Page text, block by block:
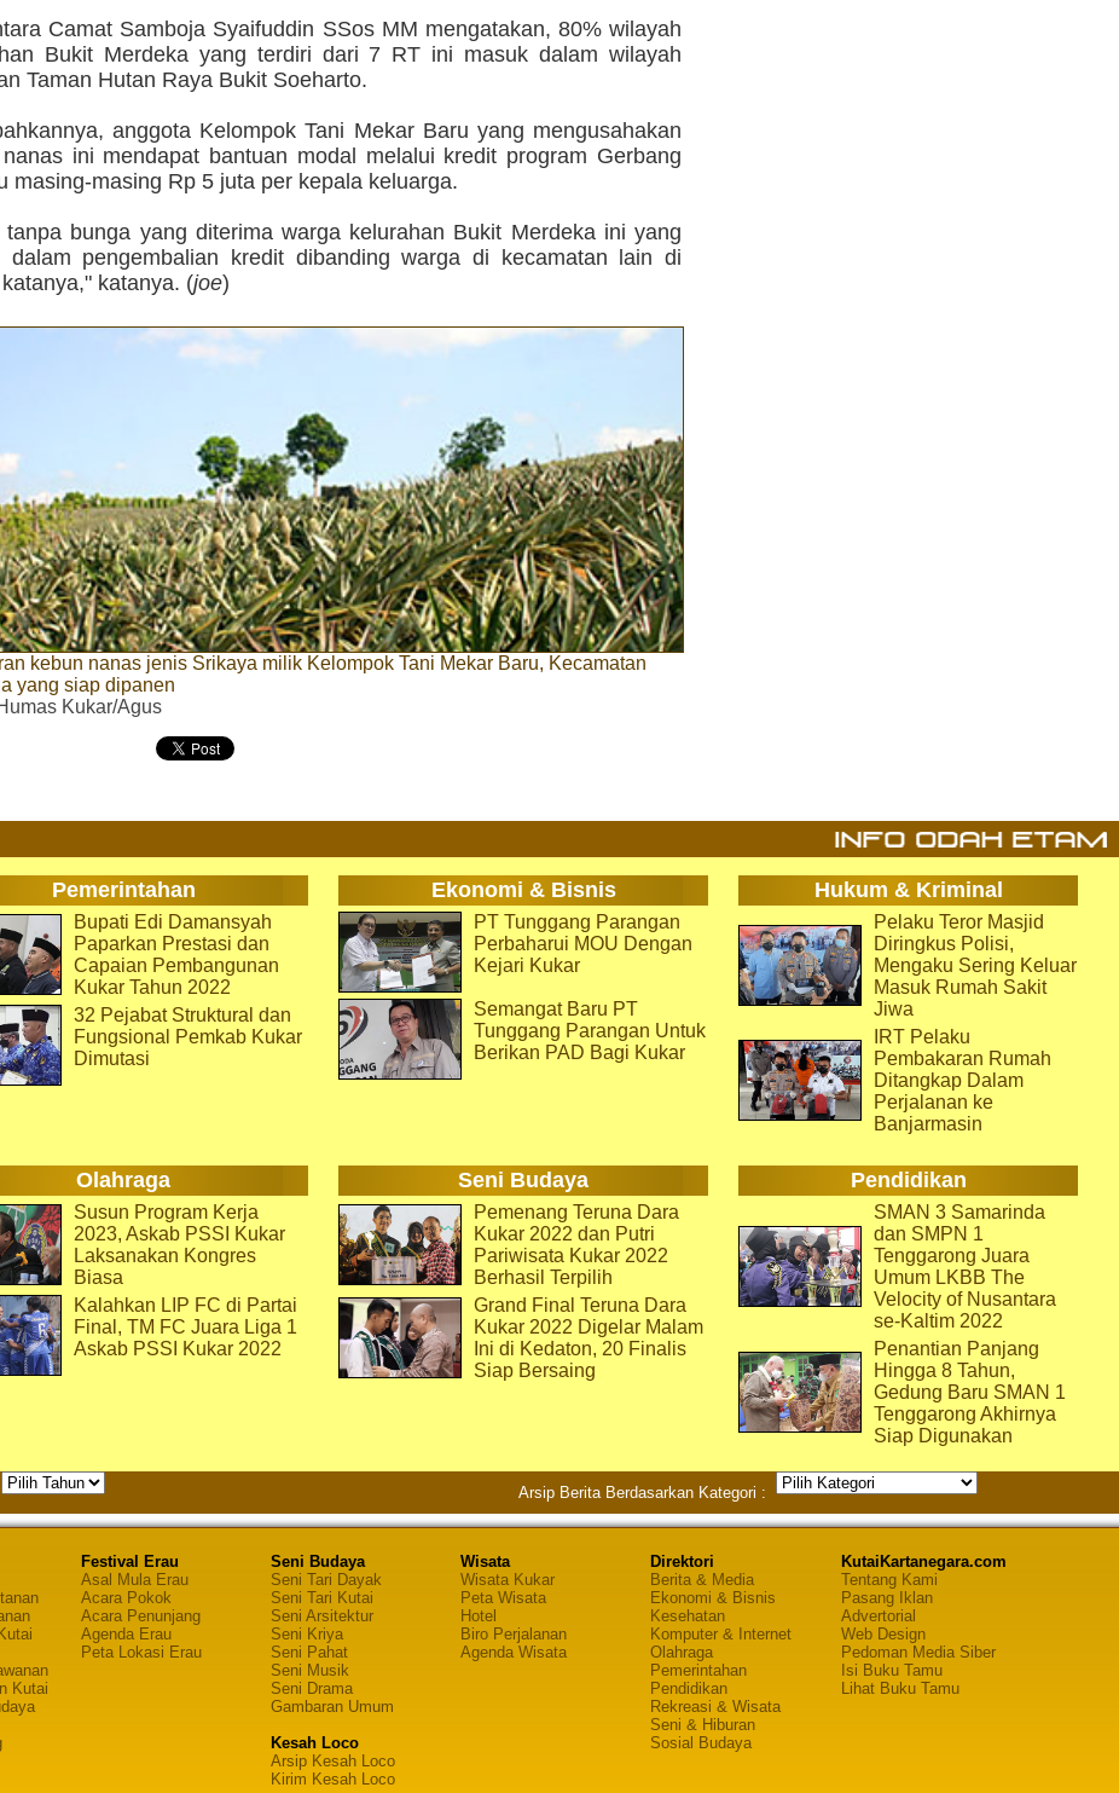
Camat Samboja Syaifuddin SSos MM mengatakan, 80% wilayah
Bukit Merdeka yang terdiri dari 7 RT ini masuk dalam wilayah
Taman Hutan Raya Bukit Soeharto.
anggota Kelompok Tani Mekar Baru yang mengusahakan
ini mendapat bantuan modal melalui kredit program Gerbang
masing-masing Rp 5 juta per kepala keluarga.
tanpa bunga yang diterima warga kelurahan Bukit Merdeka ini yang
dalam pengembalian kredit dibanding warga di kecamatan lain di
katanya. (joe)
kebun nanas jenis Srikaya milik Kelompok Tani Mekar Baru, Kecamatan
yang siap dipanen
Kukar/Agus
Pemerintahan Ekonomi & Bisnis Hukum & Kriminal
Bupati Edi Damansyah
Paparkan Prestasi dan
Capaian Pembangunan
Kukar Tahun 2022
32 Pejabat Struktural dan
Fungsional Pemkab Kukar
Dimutasi
PT Tunggang Parangan
Perbaharui MOU Dengan
Kejari Kukar
Semangat Baru PT
Tunggang Parangan Untuk
Berikan PAD Bagi Kukar
Pelaku Teror Masjid
Diringkus Polisi,
Mengaku Sering Keluar
Masuk Rumah Sakit
Jiwa
IRT Pelaku
Pembakaran Rumah
Ditangkap Dalam
Perjalanan ke
Banjarmasin
Olahraga Seni Budaya Pendidikan
Susun Program Kerja
2023, Askab PSSI Kukar
Laksanakan Kongres
Biasa
Kalahkan LIP FC di Partai
Final, TM FC Juara Liga 1
Askab PSSI Kukar 2022
Pemenang Teruna Dara
Kukar 2022 dan Putri
Pariwisata Kukar 2022
Berhasil Terpilih
Grand Final Teruna Dara
Kukar 2022 Digelar Malam
Ini di Kedaton, 20 Finalis
Siap Bersaing
SMAN 3 Samarinda
dan SMPN 1
Tenggarong Juara
Umum LKBB The
Velocity of Nusantara
se-Kaltim 2022
Penantian Panjang
Hingga 8 Tahun,
Gedung Baru SMAN 1
Tenggarong Akhirnya
Siap Digunakan
Arsip Berita Berdasarkan Kategori :
Kutai
Festival Erau
Asal Mula Erau
Acara Pokok
Acara Penunjang
Agenda Erau
Peta Lokasi Erau
Seni Budaya
Seni Tari Dayak
Seni Tari Kutai
Seni Arsitektur
Seni Kriya
Seni Pahat
Seni Musik
Seni Drama
Gambaran Umum
Kesah Loco
Arsip Kesah Loco
Kirim Kesah Loco
Wisata
Wisata Kukar
Peta Wisata
Hotel
Biro Perjalanan
Agenda Wisata
Direktori
Berita & Media
Ekonomi & Bisnis
Kesehatan
Komputer & Internet
Olahraga
Pemerintahan
Pendidikan
Rekreasi & Wisata
Seni & Hiburan
Sosial Budaya
KutaiKartanegara.com
Tentang Kami
Pasang Iklan
Advertorial
Web Design
Pedoman Media Siber
Isi Buku Tamu
Lihat Buku Tamu